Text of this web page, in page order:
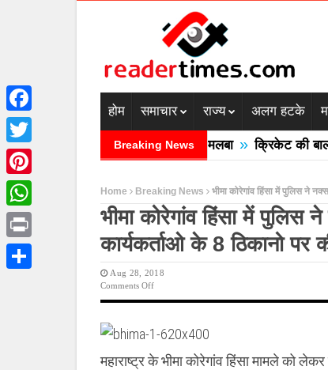
होम समाचार राज्य अलग हटके
Breaking News
फटने से तीन की मौत घरों में घुसा मलबा » क्रिकेट की बाल उठाने
Home Breaking News भीमा कोरेगांव हिंसा में पुलिस ने
भीमा कोरेगांव हिंसा में पुलिस
कार्यकर्ताओ के 8 ठिकानो पर
Aug 28, 2018
Comments OffOn
में
ने
महाराष्ट्र के भीमा कोरेगांव हिंसा मामले को
Facebook
Twitter
Pinterest
WhatsApp
Print